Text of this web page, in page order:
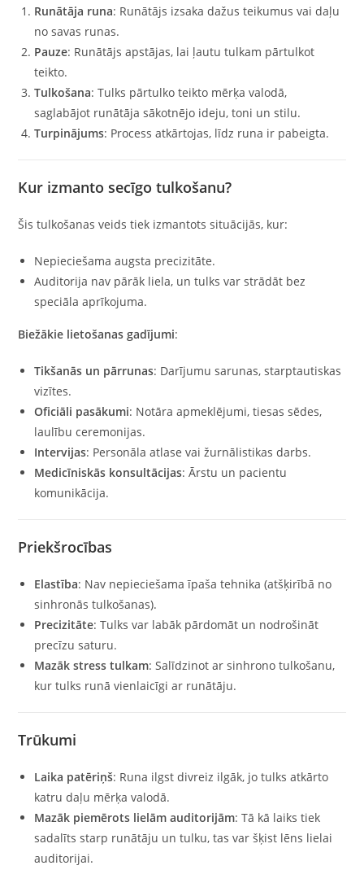
Runātāja runa: Runātājs izsaka dažus teikumus vai daļu
no savas runas.
Pauze: Runātājs apstājas, lai ļautu tulkam pārtulkot
teikto.
Tulkošana: Tulks pārtulko teikto mērķa valodā,
saglabājot runātāja sākotnējo ideju, toni un stilu.
Turpinājums: Process atkārtojas, līdz runa ir pabeigta.
Kur izmanto secīgo tulkošanu?
Šis tulkošanas veids tiek izmantots situācijās, kur:
Nepieciešama augsta precizitāte.
Auditorija nav pārāk liela, un tulks var strādāt bez
speciāla aprīkojuma.
Biežākie lietošanas gadījumi:
Tikšanās un pārrunas: Darījumu sarunas, starptautiskas
vizītes.
Oficiāli pasākumi: Notāra apmeklējumi, tiesas sēdes,
laulību ceremonijas.
Intervijas: Personāla atlase vai žurnālistikas darbs.
Medicīniskās konsultācijas: Ārstu un pacientu
komunikācija.
Priekšrocības
Elastība: Nav nepieciešama īpaša tehnika (atšķirībā no
sinhronās tulkošanas).
Precizitāte: Tulks var labāk pārdomāt un nodrošināt
precīzu saturu.
Mazāk stress tulkam: Salīdzinot ar sinhrono tulkošanu,
kur tulks runā vienlaicīgi ar runātāju.
Trūkumi
Laika patēriņš: Runa ilgst divreiz ilgāk, jo tulks atkārto
katru daļu mērķa valodā.
Mazāk piemērots lielām auditorijām: Tā kā laiks tiek
sadalīts starp runātāju un tulku, tas var šķist lēns lielai
auditorijai.